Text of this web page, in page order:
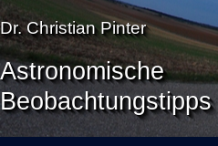
Direkt zum Seiteninhalt
Dr. Christian Pinter
Astronomische
Beobachtungstipps